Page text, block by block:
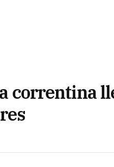
correntina